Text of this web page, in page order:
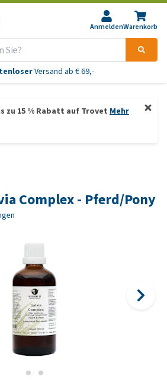
AnmeldenWarenkorb
Versand ab € 69,-
zu 15 % Rabatt auf Trovet Mehr
Complex - Pferd/Pony